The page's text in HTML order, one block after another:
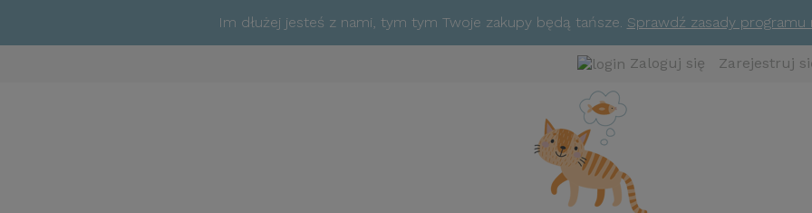
Im dłużej jesteś z nami, tym tym Twoje zakupy będą tańsze. Sprawdź zasady programu
Zaloguj się Zarejestruj